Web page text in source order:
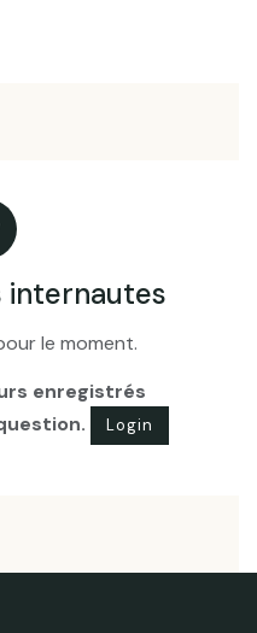
internautes
le moment.
enregistrés
Login